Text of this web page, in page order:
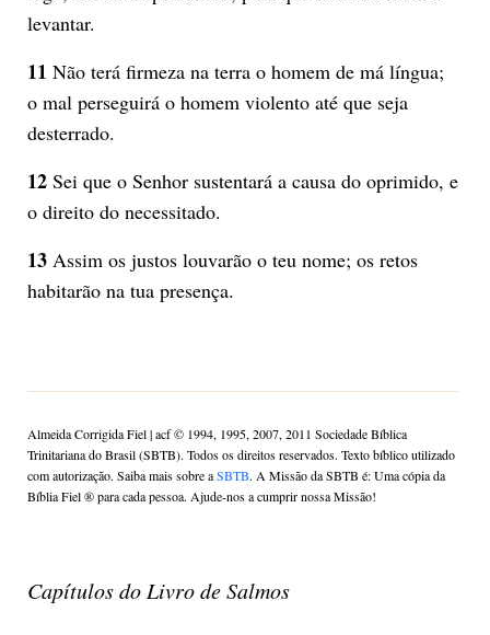
levantar.
11 Não terá firmeza na terra o homem de má língua;
o mal perseguirá o homem violento até que seja
desterrado.
12Sei que o Senhor sustentará a causa do oprimido, e
o direito do necessitado.
13Assim os justos louvarão o teu nome; os retos
habitarão na tua presença.
Almeida Corrigida Fiel | acf ©️ 1994, 1995, 2007, 2011 Sociedade Bíblica
Trinitariana do Brasil (SBTB). Todos os direitos reservados. Texto bíblico utilizado
com autorização. Saiba mais sobre aSBTB. A Missão da SBTB é: Uma cópia da
Bíblia Fiel ®️ para cada pessoa. Ajude-nos a cumprir nossa Missão!
Capítulos do Livro de Salmos